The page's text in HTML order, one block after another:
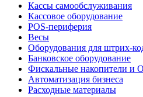
Кассы самообслуживания
Кассовое оборудование
POS-периферия
Весы
Оборудования для штрих-
Банковское оборудование
Фискальные накопители и
Автоматизация бизнеса
Расходные материалы